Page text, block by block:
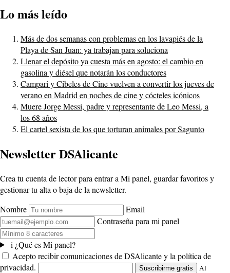
Lo más leído
Más de dos semanas con problemas en los lavapiés de la
Playa de San Juan: ya trabajan para soluciona
Llenar el depósito ya cuesta más en agosto: el cambio en
gasolina y diésel que notarán los conductores
Campari y Cibeles de Cine vuelven a convertir los jueves de
verano en Madrid en noches de cine y cócteles icónicos
Muere Jorge Messi, padre y representante de Leo Messi, a
los 68 años
El cartel sexista de los que torturan animales por Sagunto
Newsletter DSAlicante
Crea tu cuenta de lector para entrar a Mi panel, guardar favoritos y
gestionar tu alta o baja de la newsletter.
Nombre
Email
Contraseña para mi panel
i ¿Qué es Mi panel?
Acepto recibir comunicaciones de DSAlicante y la política de
privacidad.
Suscribirme gratis
Al